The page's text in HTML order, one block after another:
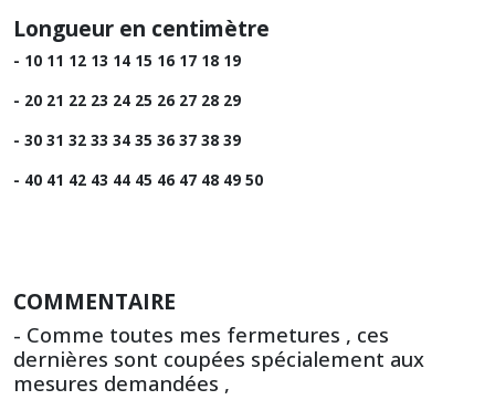
Longueur en centimètre
- 10 11 12 13 14 15 16 17 18 19
- 20 21 22 23 24 25 26 27 28 29
- 30 31 32 33 34 35 36 37 38 39
- 40 41 42 43 44 45 46 47 48 49 50
COMMENTAIRE
- Comme toutes mes fermetures , ces
dernières sont coupées spécialement aux
mesures demandées ,